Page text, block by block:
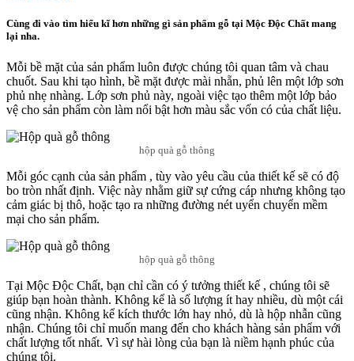
Cùng đi vào tìm hiểu kĩ hơn những gì sản phẩm gỗ tại Mộc Độc Chất mang
lại nha.
Mỗi bề mặt của sản phẩm luôn được chúng tôi quan tâm và chau
chuốt. Sau khi tạo hình, bề mặt được mài nhẵn, phủ lên một lớp sơn
phủ nhẹ nhàng. Lớp sơn phủ này, ngoài việc tạo thêm một lớp bảo
vệ cho sản phẩm còn làm nổi bật hơn màu sắc vốn có của chất liệu.
hộp quà gỗ thông
Mỗi góc cạnh của sản phẩm , tùy vào yêu cầu của thiết kế sẽ có độ
bo tròn nhất định. Việc này nhằm giữ sự cứng cáp nhưng không tạo
cảm giác bị thô, hoặc tạo ra những đường nét uyển chuyển mềm
mại cho sản phẩm.
hộp quà gỗ thông
Tại Mộc Độc Chất, bạn chỉ cần có ý tưởng thiết kế , chúng tôi sẽ
giúp bạn hoàn thành. Không kể là số lượng ít hay nhiều, dù một cái
cũng nhận. Không kể kích thước lớn hay nhỏ, dù là hộp nhẫn cũng
nhận. Chúng tôi chỉ muốn mang đến cho khách hàng sản phẩm với
chất lượng tốt nhất. Vì sự hài lòng của bạn là niềm hạnh phúc của
chúng tôi.